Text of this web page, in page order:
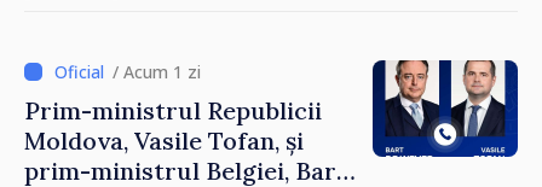
/ Acum 1 zi
Prim-ministrul Republicii
Moldova, Vasile Tofan, și
prim-ministrul Belgiei, Bart